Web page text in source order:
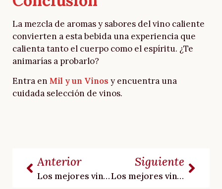
La mezcla de aromas y sabores del vino caliente
convierten a esta bebida una experiencia que
calienta tanto el cuerpo como el espíritu. ¿Te
animarías a probarlo?
Entra en Mil y un Vinos y encuentra una
cuidada selección de vinos.
Anterior
Los mejores vinos para empezar el año
Siguiente
Los mejores vinos para jamón ibérico